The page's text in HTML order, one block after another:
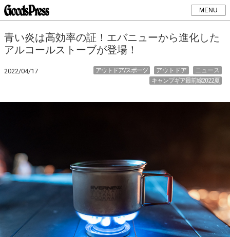
MENU
青い炎は高効率の証！エバニューから進化した
アルコールストーブが登場！
2022/04/17 ニュース
アウトドア
アウトドア/スポーツ
キャンプギア最前線2022夏